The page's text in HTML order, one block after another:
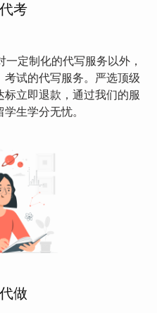
考
定制化的代写服务以外，
试的代写服务。严选顶级
立即退款，通过我们的服
生学分无忧。
做